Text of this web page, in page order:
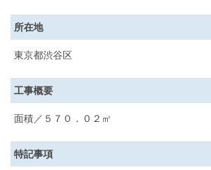
所在地
東京都渋谷区
工事概要
面積／５７０．０２㎡
特記事項